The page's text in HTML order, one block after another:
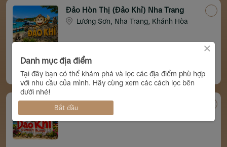
Đảo Hòn Thị (Đảo Khỉ) Nha Trang
Lương Sơn, Nha Trang, Khánh Hòa
Chỉ đường Tiktok 5
Đảo Hòn Lao (Đảo Khỉ) Nha Trang
Lương Sơn, Nha Trang, Khánh Hòa
×
Danh mục địa điểm
Tại đây bạn có thể khám phá và lọc các địa điểm phù hợp
với nhu cầu của mình. Hãy cùng xem các cách lọc bên
dưới nhé!
Bắt đầu